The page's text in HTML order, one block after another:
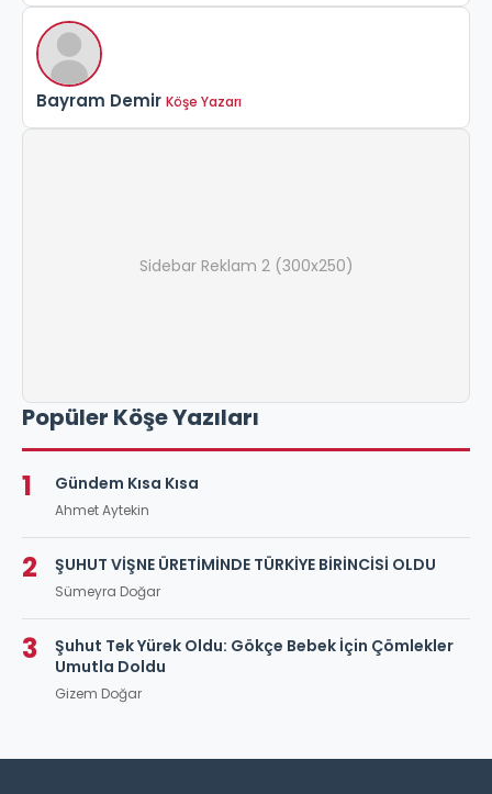
Bayram Demir Köşe Yazarı
Sidebar Reklam 2 (300x250)
Popüler Köşe Yazıları
1 Gündem Kısa Kısa
Ahmet Aytekin
2 ŞUHUT VİŞNE ÜRETİMİNDE TÜRKİYE BİRİNCİSİ OLDU
Sümeyra Doğar
3
Şuhut Tek Yürek Oldu: Gökçe Bebek İçin Çömlekler
Umutla Doldu
Gizem Doğar